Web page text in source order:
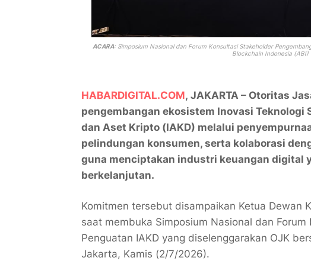
ACARA: Simposium Nasional dan Forum Konsultasi Stakeholder
Blockchain Indonesia
HABARDIGITAL.COM, JAKARTA – Otoritas
pengembangan ekosistem Inovasi Teknologi
dan Aset Kripto (IAKD) melalui
pelindungan konsumen, serta kolaborasi
guna menciptakan industri keuangan digital
berkelanjutan.
Komitmen tersebut disampaikan Ketua Dewan
saat membuka Simposium Nasional dan
Penguatan IAKD yang diselenggarakan OJK
Jakarta, Kamis (2/7/2026).